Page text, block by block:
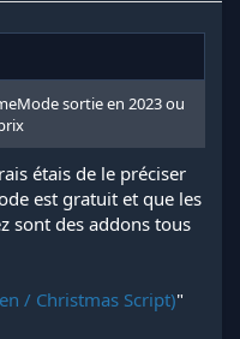
sortie en 2023 ou
étais de le préciser
est gratuit et que les
sont des addons tous
/ Christmas Script)"